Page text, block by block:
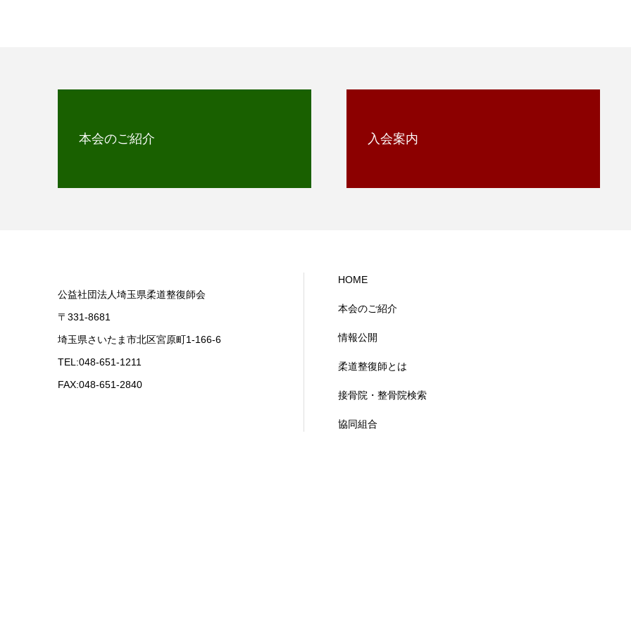
本会のご紹介 入会案内
公益社団法人埼玉県柔道整復師会
〒331-8681
埼玉県さいたま市北区宮原町1-166-6
TEL:048-651-1211
FAX:048-651-2840
HOME
本会のご紹介
情報公開
柔道整復師とは
接骨院・整骨院検索
協同組合